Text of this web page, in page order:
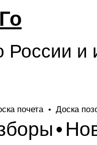
и
почета • Доска
•